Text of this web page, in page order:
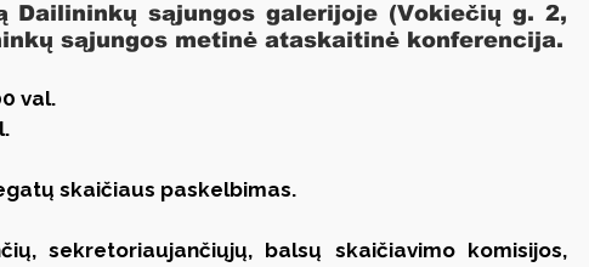
Dailininkų sąjungos galerijoje (Vokiečių g. 2,
sąjungos metinė ataskaitinė konferencija.
val.
skaičiaus paskelbimas.
sekretoriaujančiųjų, balsų skaičiavimo komisijos,